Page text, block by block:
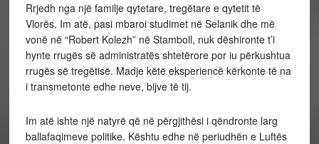
Rrjedh nga një familje qytetare, tregëtare e qytetit të
Vlorës. Im atë, pasi mbaroi studimet në Selanik dhe më
vonë në “Robert Kolezh” në Stamboll, nuk dëshironte t’i
hynte rrugës së administratës shtetërore por iu përkushtua
rrugës së tregëtisë. Madje këtë eksperiencë kërkonte të na
i transmetonte edhe neve, bijve të tij.
Im atë ishte një natyrë që në përgjithësi i qëndronte larg
ballafaqimeve politike. Kështu edhe në periudhën e Luftës